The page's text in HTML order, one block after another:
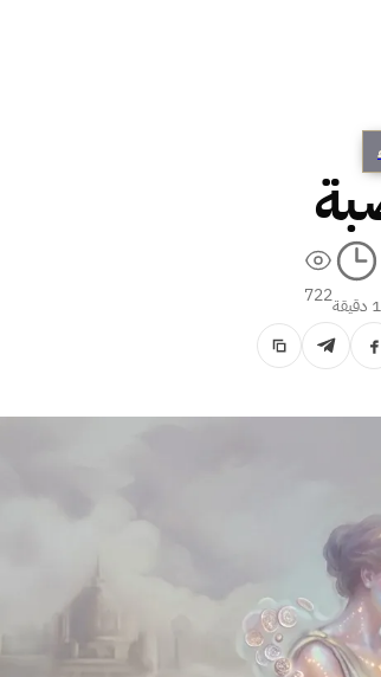
1 دقيقة
722